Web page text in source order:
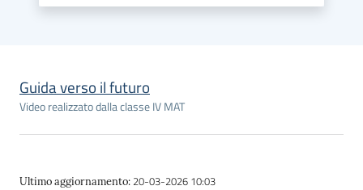
Guida verso il futuro
Video realizzato dalla classe IV MAT
Ultimo aggiornamento: 20-03-2026 10:03